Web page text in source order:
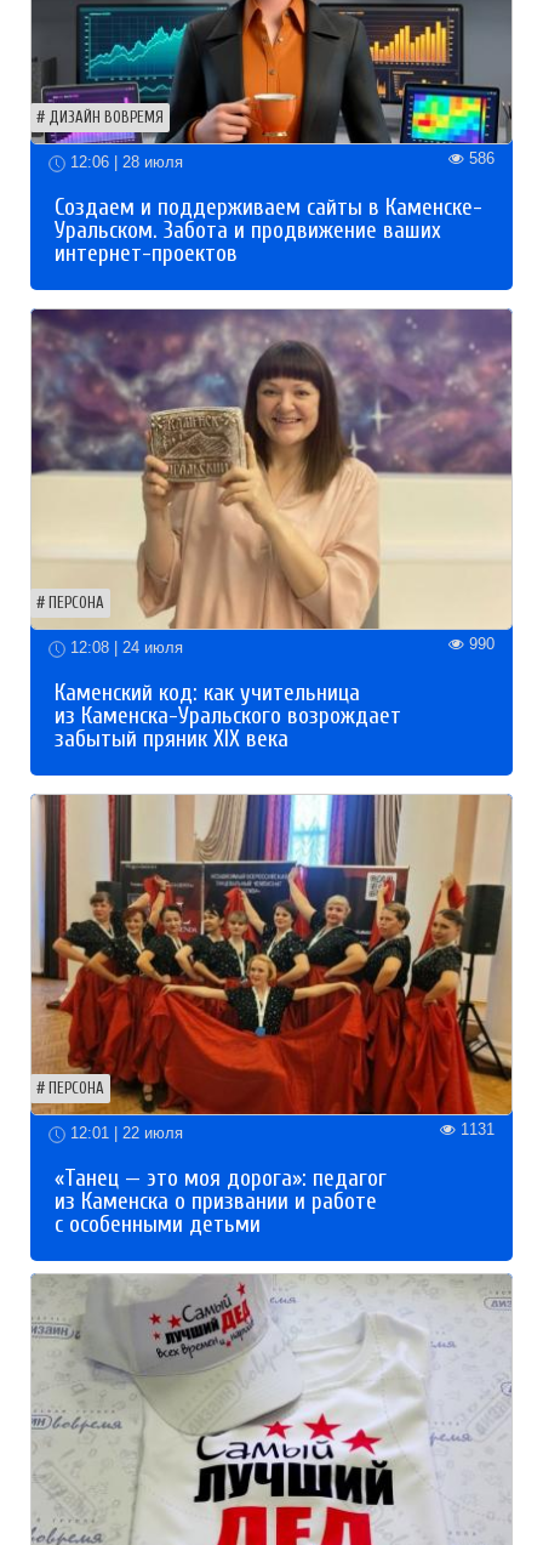
ДИЗАЙН ВОВРЕМЯ
12:06 | 28 июля 586
Создаем и поддерживаем сайты в Каменске-
Уральском. Забота и продвижение ваших
интернет-проектов
ПЕРСОНА
12:08 | 24 июля 990
Каменский код: как учительница
из Каменска-Уральского возрождает
забытый пряник XIX века
ПЕРСОНА
12:01 | 22 июля 1131
«Танец — это моя дорога»: педагог
из Каменска о призвании и работе
с особенными детьми